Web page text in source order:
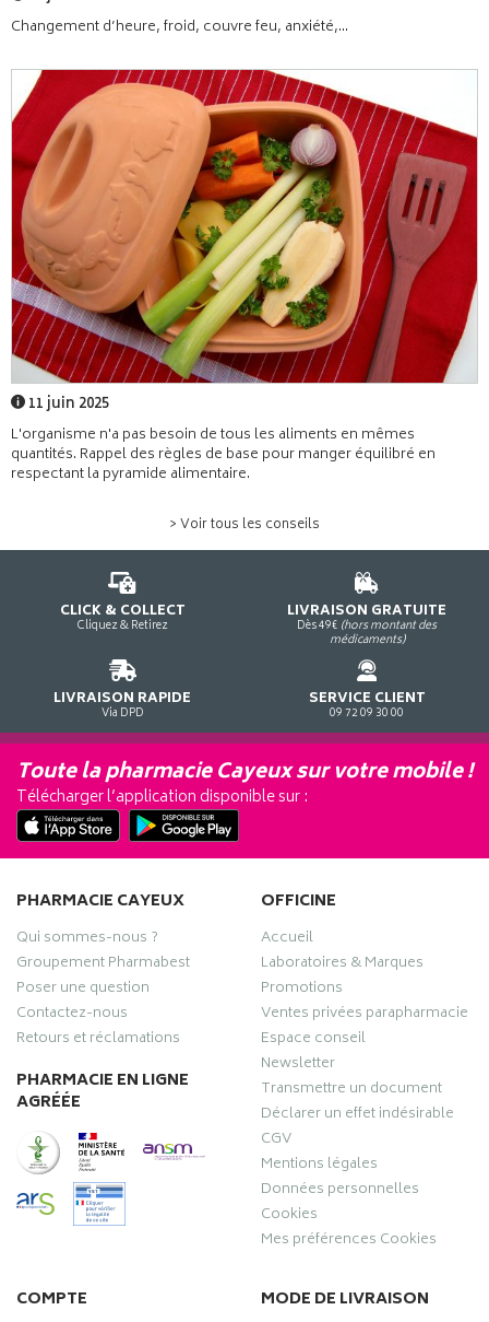
Changement d’heure, froid, couvre feu, anxiété,...
11 juin 2025
L'organisme n'a pas besoin de tous les aliments en mêmes
quantités. Rappel des règles de base pour manger équilibré en
respectant la pyramide alimentaire.
> Voir tous les conseils
CLICK & COLLECT
Cliquez & Retirez
LIVRAISON GRATUITE
Dès 49€ (hors montant des
médicaments)
LIVRAISON RAPIDE
Via DPD
SERVICE CLIENT
09 72 09 30 00
Toute la pharmacie Cayeux sur votre mobile !
Télécharger l’application disponible sur :
PHARMACIE CAYEUX
Qui sommes-nous ?
Groupement Pharmabest
Poser une question
Contactez-nous
Retours et réclamations
PHARMACIE EN LIGNE
AGRÉÉE
OFFICINE
Accueil
Laboratoires & Marques
Promotions
Ventes privées parapharmacie
Espace conseil
Newsletter
Transmettre un document
Déclarer un effet indésirable
CGV
Mentions légales
Données personnelles
Cookies
Mes préférences Cookies
COMPTE MODE DE LIVRAISON